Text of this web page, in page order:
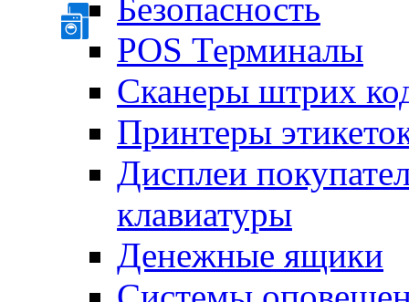
Безопасность
POS Терминалы
Сканеры штрих
Принтеры
Дисплеи
клавиатуры
Денежные ящики